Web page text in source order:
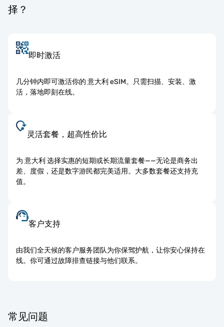
择？
即时激活
几分钟内即可激活你的 意大利 eSIM。只需扫描、安装、激
活，落地即刻在线。
灵活套餐，超高性价比
为 意大利 选择实惠的短期或长期流量套餐——无论是商务出
差、度假，还是数字游民都完美适用。大多数套餐还支持充
值。
客户支持
由我们全天候的客户服务团队为你保驾护航，让你安心保持在
线。你可通过故障排查链接与他们联系。
常见问题